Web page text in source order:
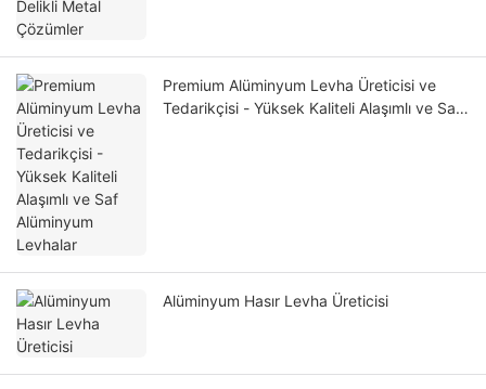
Premium Alüminyum Levha Üreticisi ve
Tedarikçisi - Yüksek Kaliteli Alaşımlı ve Saf
Alüminyum Hasır Levha Üreticisi